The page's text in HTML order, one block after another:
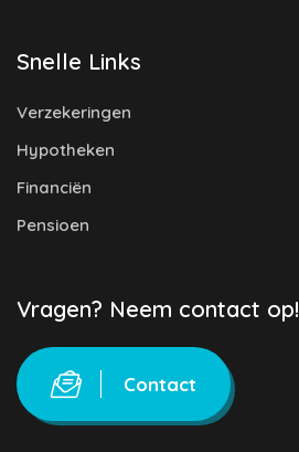
Snelle Links
Verzekeringen
Hypotheken
Financiën
Pensioen
Vragen? Neem contact op!
Contact